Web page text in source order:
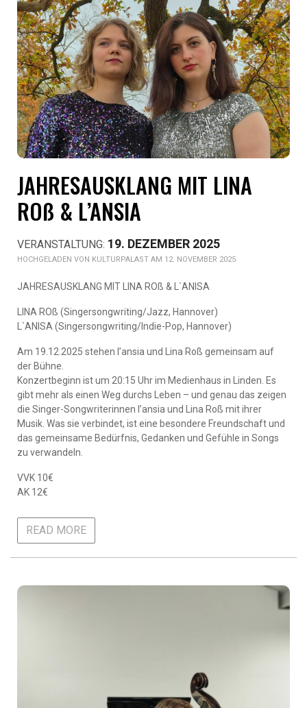
JAHRESAUSKLANG MIT LINA
ROß & L’ANSIA
19. DEZEMBER 2025
KULTURPALAST AM 12. NOVEMBER 2025
JAHRESAUSKLANG MIT LINA ROß & L`ANISA
LINA ROß (Singersongwriting/Jazz, Hannover)
L`ANISA (Singersongwriting/Indie-Pop, Hannover)
Am 19.12.2025 stehen l’ansia und Lina Roß gemeinsam auf
der Bühne.
Konzertbeginn ist um 20:15 Uhr im Medienhaus in Linden. Es
gibt mehr als einen Weg durchs Leben – und genau das zeigen
die Singer-Songwriterinnen l’ansia und Lina Roß mit ihrer
Musik. Was sie verbindet, ist eine besondere Freundschaft und
das gemeinsame Bedürfnis, Gedanken und Gefühle in Songs
zu verwandeln.
VVK 10€
AK 12€
READ MORE